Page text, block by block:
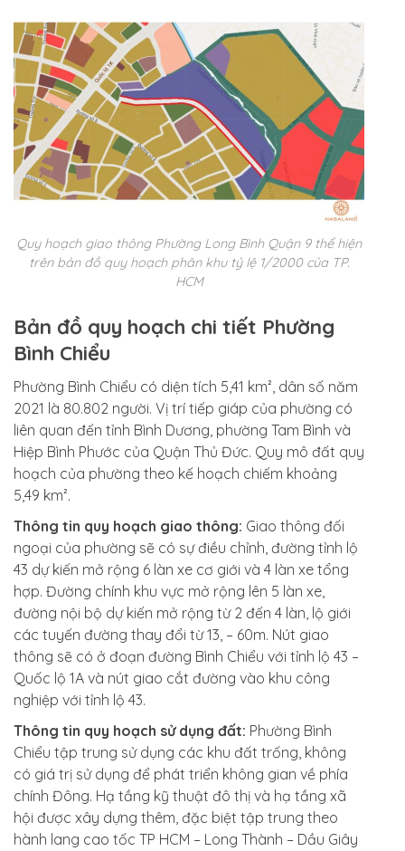
Quy hoạch giao thông Phường Long Bình Quận 9 thể hiện
trên bản đồ quy hoạch phân khu tỷ lệ 1/2000 của TP.
HCM
Bản đồ quy hoạch chi tiết Phường
Bình Chiểu
Phường Bình Chiểu có diện tích 5,41 km², dân số năm
2021 là 80.802 người. Vị trí tiếp giáp của phường có
liên quan đến tỉnh Bình Dương, phường Tam Bình và
Hiệp Bình Phước của Quận Thủ Đức. Quy mô đất quy
hoạch của phường theo kế hoạch chiếm khoảng
5,49 km².
Thông tin quy hoạch giao thông: Giao thông đối
ngoại của phường sẽ có sự điều chỉnh, đường tỉnh lộ
43 dự kiến mở rộng 6 làn xe cơ giới và 4 làn xe tổng
hợp. Đường chính khu vực mở rộng lên 5 làn xe,
đường nội bộ dự kiến mở rộng từ 2 đến 4 làn, lộ giới
các tuyến đường thay đổi từ 13, – 60m. Nút giao
thông sẽ có ở đoạn đường Bình Chiểu với tỉnh lộ 43 –
Quốc lộ 1A và nút giao cắt đường vào khu công
nghiệp với tỉnh lộ 43.
Thông tin quy hoạch sử dụng đất: Phường Bình
Chiểu tập trung sử dụng các khu đất trống, không
có giá trị sử dụng để phát triển không gian về phía
chính Đông. Hạ tầng kỹ thuật đô thị và hạ tầng xã
hội được xây dựng thêm, đặc biệt tập trung theo
hành lang cao tốc TP HCM – Long Thành – Dầu Giây